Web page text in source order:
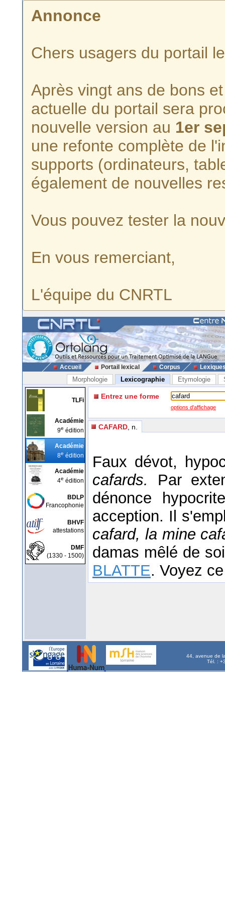
Annonce
Chers usagers du portail
Après vingt ans de bons
actuelle du portail sera
nouvelle version au 1er
une refonte complète de
supports (ordinateurs,
également de nouvelles
Vous pouvez tester la
En vous remerciant,
L'équipe du CNRTL
Accueil Portail lexical Corpus
Morphologie Lexicographie Etymologie
TLFi
Académie
9e édition
Académie
8e édition
Académie
4e édition
BDLP
Francophonie
BHVF
attestations
DMF
(1330 - 1500)
Entrez une forme
options d'affichage
CAFARD , n.
Faux dévot,
cafards. Par
dénonce
acception. Il
cafard, la mine
damas mêlé de
BLATTE. Voyez
44, avenue de
Tél. :